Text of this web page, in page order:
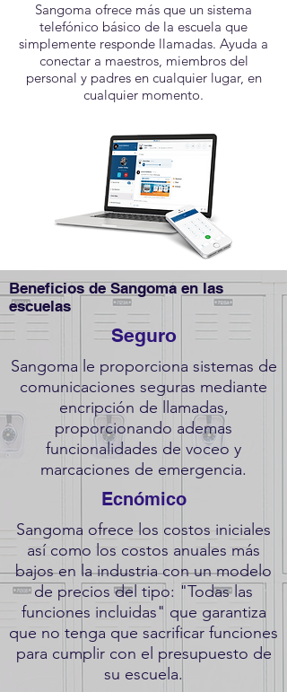
Sangoma ofrece más que un sistema
telefónico básico de la escuela que
simplemente responde llamadas. Ayuda a
conectar a maestros, miembros del
personal y padres en cualquier lugar, en
cualquier momento.
Beneficios de Sangoma en las
escuelas
Seguro
Sangoma le proporciona sistemas de
comunicaciones seguras mediante
encripción de llamadas,
proporcionando ademas
funcionalidades de voceo y
marcaciones de emergencia.
Ecnómico
Sangoma ofrece los costos iniciales
así como los costos anuales más
bajos en la industria con un modelo
de precios del tipo: "Todas las
funciones incluidas" que garantiza
que no tenga que sacrificar funciones
para cumplir con el presupuesto de
su escuela.